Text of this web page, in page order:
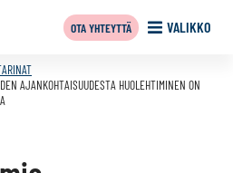
VALIKKO
OTA YHTEYTTÄ
AJANKOHTAISUUDESTA HUOLEHTIMINEN ON